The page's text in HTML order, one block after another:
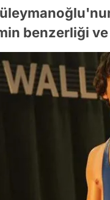
benzerliği